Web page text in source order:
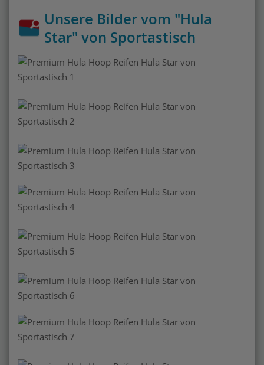
Unsere Bilder vom "Hula
Star" von Sportastisch